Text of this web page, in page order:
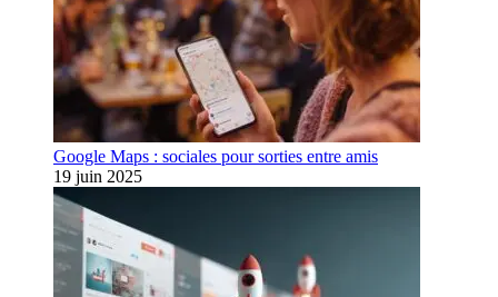
Google Maps : sociales pour sorties entre amis
19 juin 2025